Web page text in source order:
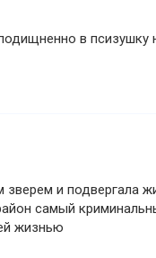
в псизушку
и подвергала
самый
жизнью